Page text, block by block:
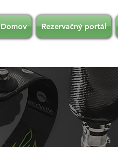
Domov Rezervačný portál